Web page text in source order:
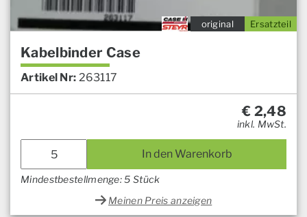
Ersatzteil
original
Kabelbinder Case
Artikel Nr: 263117
€ 2,48
inkl. MwSt.
In den Warenkorb
Mindestbestellmenge: 5 Stück
Meinen Preis anzeigen